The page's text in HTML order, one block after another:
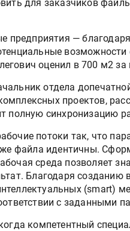
для заказчиков
предприятия —
возможности
оценил в 700 м2 за
отдела
проектов,
полную синхронизацию
потоки так, что
же файла идентичны.
среда позволяет
Благодаря
(smart)
с заданными
компетентный